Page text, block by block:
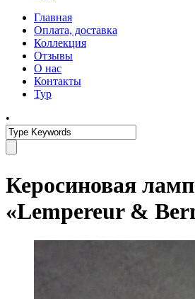
Главная
Оплата, доставка
Коллекция
Отзывы
О нас
Контакты
Тур
•
Керосиновая
«Lempereur &